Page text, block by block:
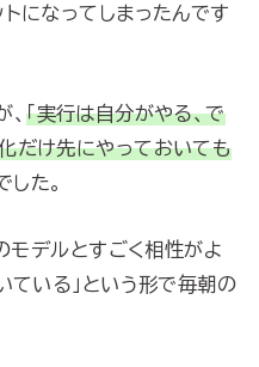
になってしまったんです
、「実行は自分がやる、で
だけ先にやっておいても
した。
デルとすごく相性がよ
ている」という形で毎朝の